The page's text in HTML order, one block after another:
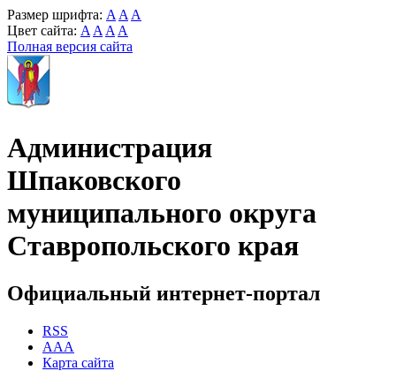
Размер шрифта: A A A
Цвет сайта: A A A A
Полная версия сайта
Администрация
Шпаковского
муниципального округа
Ставропольского края
Официальный интернет-портал
RSS
AAA
Карта сайта